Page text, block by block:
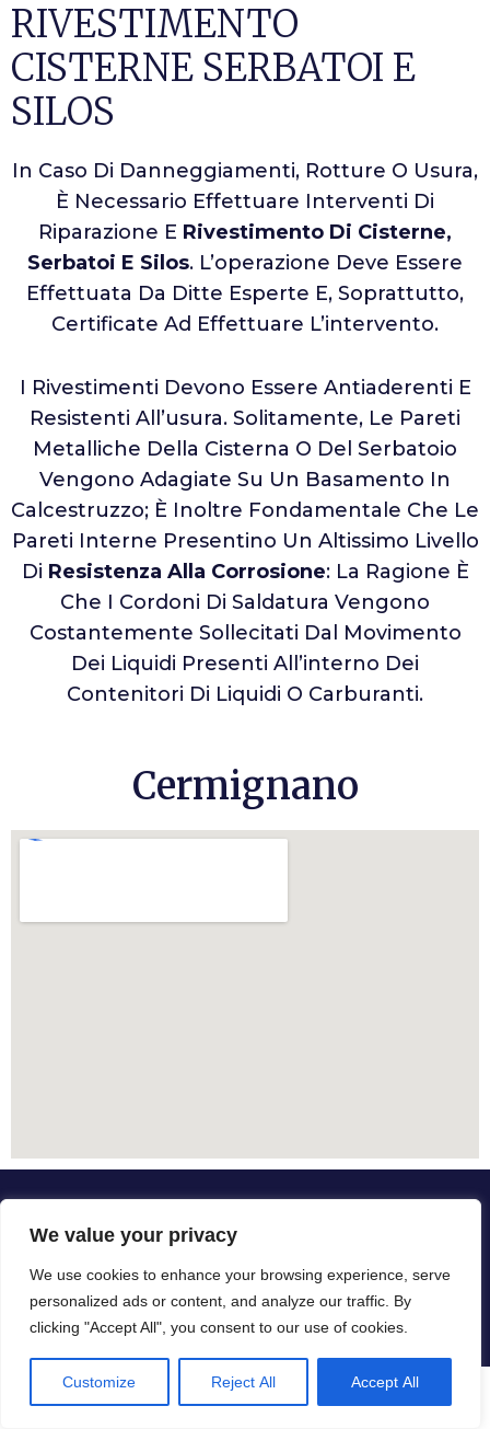
We value your privacy
We use cookies to enhance your browsing experience, serve
personalized ads or content, and analyze our traffic. By
clicking "Accept All", you consent to our use of cookies.
Customize Reject All Accept All
RIVESTIMENTO
CISTERNE SERBATOI E
SILOS
In Caso Di Danneggiamenti, Rotture O Usura,
È Necessario Effettuare Interventi Di
Riparazione E Rivestimento Di Cisterne,
Serbatoi E Silos. L’operazione Deve Essere
Effettuata Da Ditte Esperte E, Soprattutto,
Certificate Ad Effettuare L’intervento.
I Rivestimenti Devono Essere Antiaderenti E
Resistenti All’usura. Solitamente, Le Pareti
Metalliche Della Cisterna O Del Serbatoio
Vengono Adagiate Su Un Basamento In
Calcestruzzo; È Inoltre Fondamentale Che Le
Pareti Interne Presentino Un Altissimo Livello
Di Resistenza Alla Corrosione: La Ragione È
Che I Cordoni Di Saldatura Vengono
Costantemente Sollecitati Dal Movimento
Dei Liquidi Presenti All’interno Dei
Contenitori Di Liquidi O Carburanti.
Cermignano